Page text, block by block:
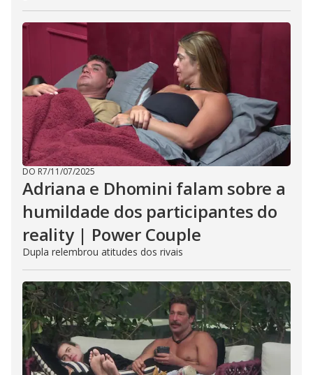
DO R7/11/07/2025
Adriana e Dhomini falam sobre a
humildade dos participantes do
reality | Power Couple
Dupla relembrou atitudes dos rivais